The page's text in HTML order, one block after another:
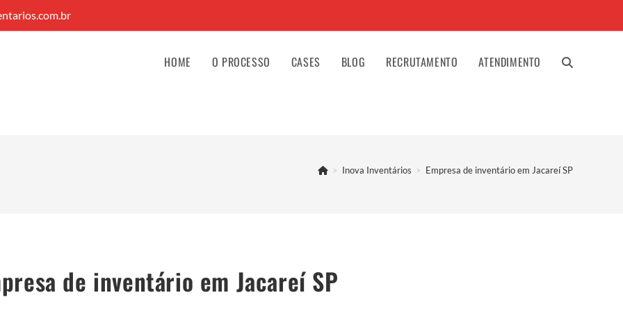
HOME O PROCESSO CASES BLOG RECRUTAMENTO ATENDIMENTO ALTERNAR
> Inova Inventários > Empresa de inventário em Jacareí SP
de inventário em Jacareí SP